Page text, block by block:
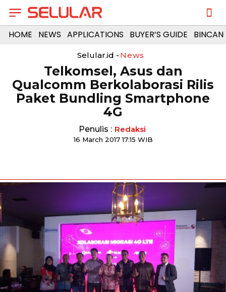
HOME NEWS APPLICATIONS BUYER’S GUIDE
Selular.id - News
Telkomsel, Asus dan
Qualcomm Berkolaborasi Rilis
Paket Bundling Smartphone
4G
Penulis : Redaksi
16 March 2017 17:15 WIB